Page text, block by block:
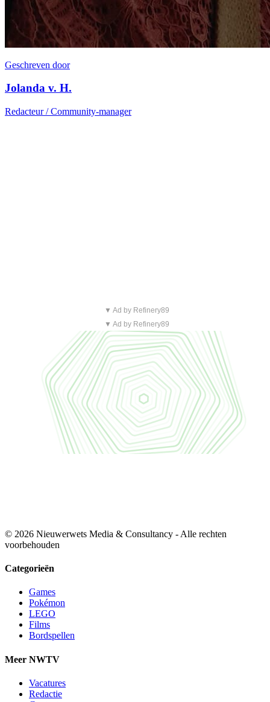
Geschreven door
Jolanda v. H.
Redacteur / Community-manager
▼ Ad by Refinery89
▼ Ad by Refinery89
© 2026 Nieuwerwets Media & Consultancy - Alle rechten
voorbehouden
Categorieën
Games
Pokémon
LEGO
Films
Bordspellen
Meer NWTV
Vacatures
Redactie